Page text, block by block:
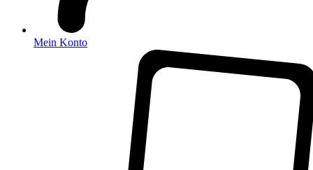
Mein Konto